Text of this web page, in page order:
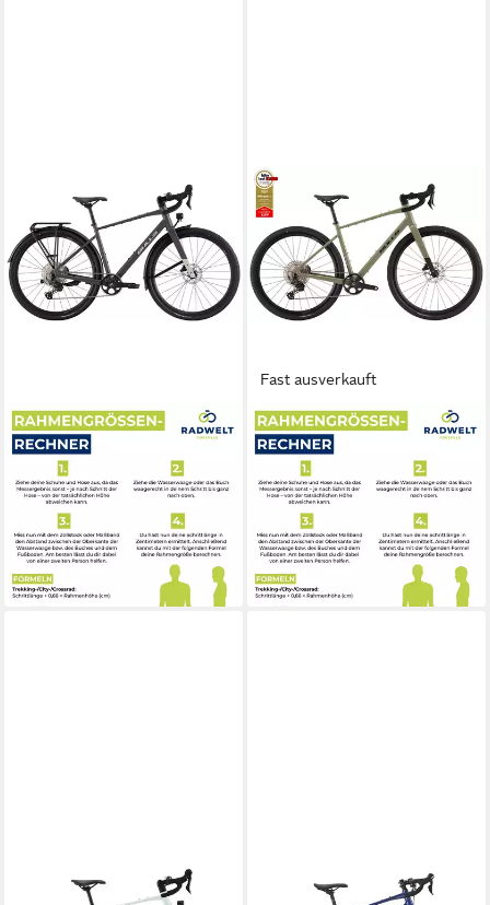
BULLS
Gravelbike Bulls Daily
Grinder 3 anthrazit 2026
48 cm Rahmenhöhe
Gänge
Zul. Gesamtgewicht
1.907,00 €
55,37 €mtl. in 48 Raten
in 5-6 Werktagen bei dir
Fast ausverkauft
BULLS
Gravelbike Bulls Grinder 3
grün 2026
52 cm Rahmenhöhe
Gänge
Zul. Gesamtgewicht
1.589,00 €
46,13 €mtl. in 48 Raten
in 5-6 Werktagen bei dir